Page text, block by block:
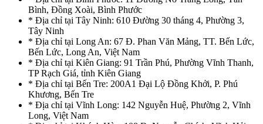
Bình, Đồng Xoài, Bình Phước
* Địa chỉ tại Tây Ninh: 610 Đường 30 tháng 4, Phường 3,
Tây Ninh
* Địa chỉ tại Long An: 67 Đ. Phan Văn Mảng, TT. Bến Lức,
Bến Lức, Long An, Việt Nam
* Địa chỉ tại Kiên Giang: 91 Trần Phú, Phường Vĩnh Thanh,
TP Rạch Giá, tỉnh Kiên Giang
* Địa chỉ tại Bến Tre: 200A1 Đại Lộ Đồng Khởi, P. Phú
Khương, Bến Tre
* Địa chỉ tại Vĩnh Long: 142 Nguyễn Huệ, Phường 2, Vĩnh
Long, Việt Nam